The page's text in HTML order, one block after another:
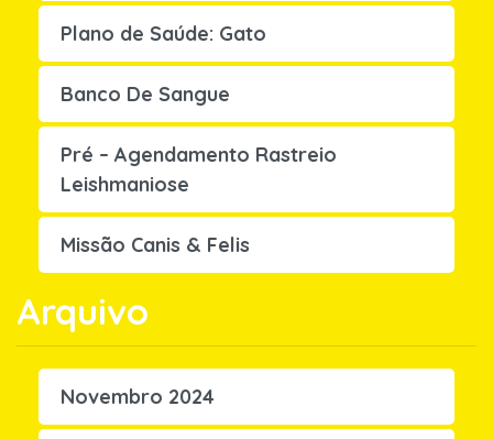
Plano de Saúde: Gato
Banco De Sangue
Pré – Agendamento Rastreio
Leishmaniose
Missão Canis & Felis
Arquivo
Novembro 2024